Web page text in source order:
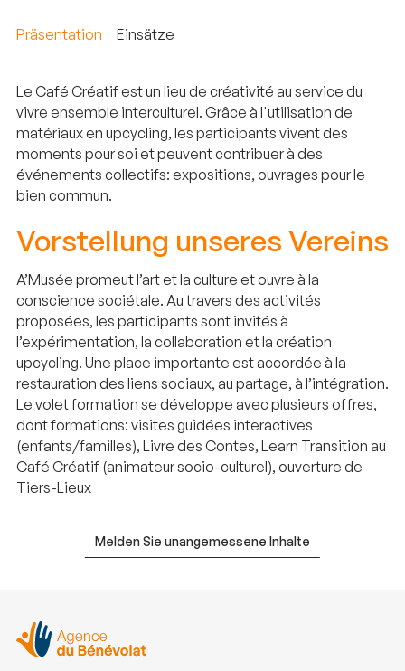
Präsentation Einsätze
Le Café Créatif est un lieu de créativité au service du
vivre ensemble interculturel. Grâce à l'utilisation de
matériaux en upcycling, les participants vivent des
moments pour soi et peuvent contribuer à des
événements collectifs: expositions, ouvrages pour le
bien commun.
Vorstellung unseres Vereins
A’Musée promeut l’art et la culture et ouvre à la
conscience sociétale. Au travers des activités
proposées, les participants sont invités à
l’expérimentation, la collaboration et la création
upcycling. Une place importante est accordée à la
restauration des liens sociaux, au partage, à l’intégration.
Le volet formation se développe avec plusieurs offres,
dont formations: visites guidées interactives
(enfants/familles), Livre des Contes, Learn Transition au
Café Créatif (animateur socio-culturel), ouverture de
Tiers-Lieux
Melden Sie unangemessene Inhalte